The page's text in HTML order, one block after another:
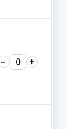
− +